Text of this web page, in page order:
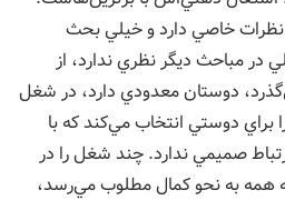
خاصي دارد و خيلي بحث
در مباحث ديگر نظري ندارد، از
دوستان معدودي دارد، در شغل
دوستي انتخاب مي‌كند كه با
صميمي ندارد. چند شغل را در
همه به نحو كمال مطلوب مي‌رسد،